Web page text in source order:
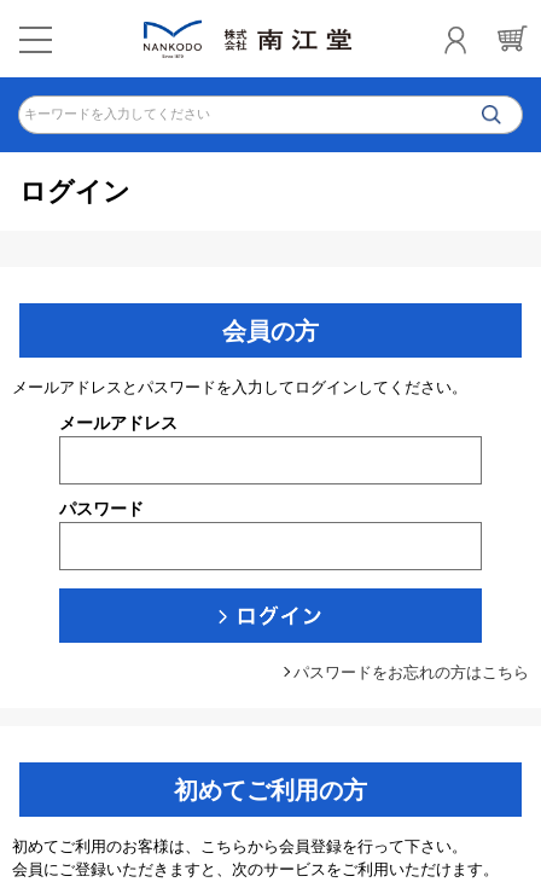
キーワードを入力してください
ログイン
会員の方
メールアドレスとパスワードを入力してログインしてください。
メールアドレス
パスワード
パスワードをお忘れの方はこちら
初めてご利用の方
初めてご利用のお客様は、こちらから会員登録を行って下さい。
会員にご登録いただきますと、次のサービスをご利用いただけます。